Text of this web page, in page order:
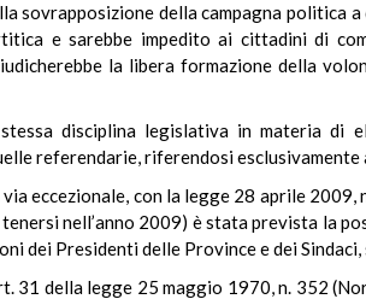
sovrapposizione della campagna politica
e sarebbe impedito ai cittadini di
la libera formazione della
disciplina legislativa in materia di
referendarie, riferendosi
eccezionale, con la legge 28 aprile
nell’anno 2009) è stata prevista la
dei Presidenti delle Province e dei
31 della legge 25 maggio 1970, n. 352